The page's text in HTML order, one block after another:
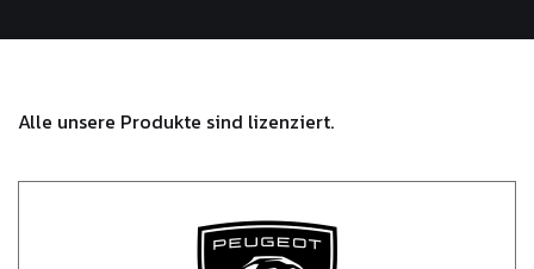
Alle unsere Produkte sind lizenziert.